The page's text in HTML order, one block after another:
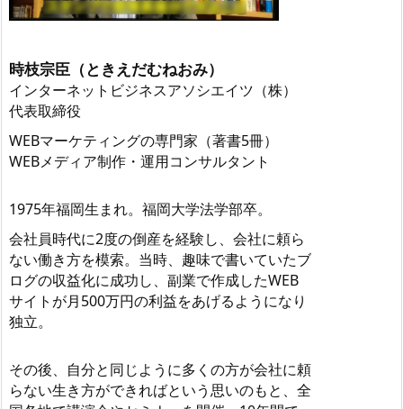
時枝宗臣（ときえだむねおみ）
インターネットビジネスアソシエイツ（株）
代表取締役
WEBマーケティングの専門家（著書5冊）
WEBメディア制作・運用コンサルタント
1975年福岡生まれ。福岡大学法学部卒。
会社員時代に2度の倒産を経験し、会社に頼ら
ない働き方を模索。当時、趣味で書いていたブ
ログの収益化に成功し、副業で作成したWEB
サイトが月500万円の利益をあげるようになり
独立。
その後、自分と同じように多くの方が会社に頼
らない生き方ができればという思いのもと、全